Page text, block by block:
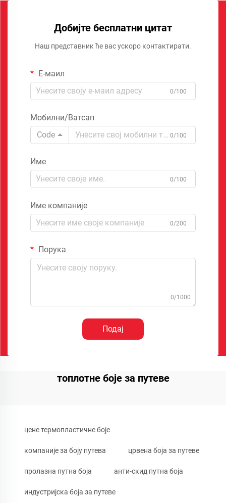
Добијте бесплатни цитат
Наш представник ће вас ускоро контактирати.
Е-маил
0/100
Мобилни/Ватсап
Code
0/100
Име
0/100
Име компаније
0/200
Порука
0/1000
Подај
топлотне боје за путеве
цене термопластичне боје
компаније за боју путева црвена боја за путеве
пролазна путна боја анти-скид путна боја
индустријска боја за путеве